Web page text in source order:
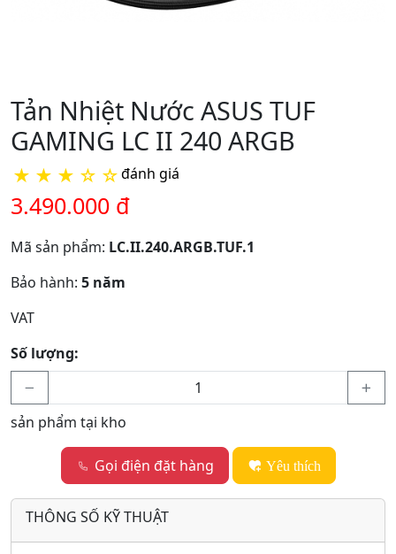
Tản Nhiệt Nước ASUS TUF
GAMING LC II 240 ARGB
★ ★ ★ ☆ ☆đánh giá
3.490.000 đ
Mã sản phẩm: LC.II.240.ARGB.TUF.1
Bảo hành: 5 năm
VAT
Số lượng:
sản phẩm tại kho
Gọi điện đặt hàng Yêu thích
THÔNG SỐ KỸ THUẬT